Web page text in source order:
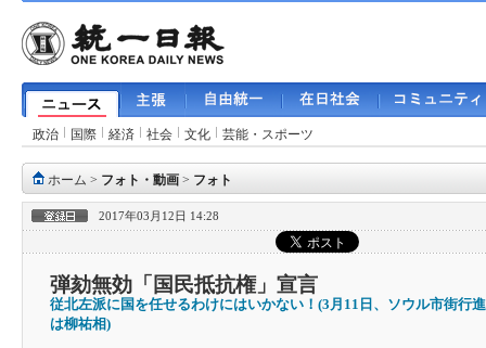
政治 国際 経済 社会 文化 芸能・スポーツ
ホーム > フォト・動画 > フォト
2017年03月12日 14:28
弾劾無効「国民抵抗権」宣言
従北左派に国を任せるわけにはいかない！(3月11日、ソウル市街行
は柳祐相)